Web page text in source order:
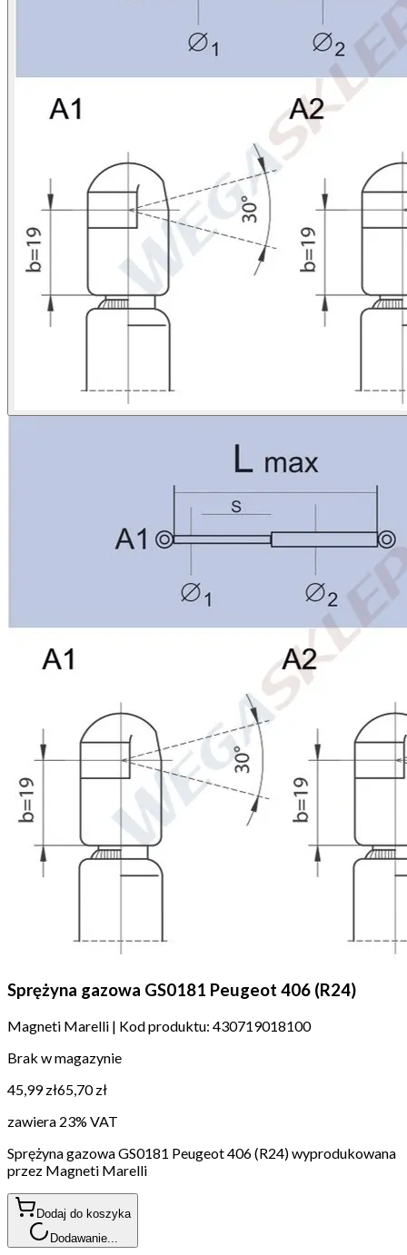
Sprężyna gazowa GS0181 Peugeot 406 (R24)
Magneti Marelli | Kod produktu: 430719018100
Brak w magazynie
45,99 zł65,70 zł
zawiera 23% VAT
Sprężyna gazowa GS0181 Peugeot 406 (R24) wyprodukowana
przez Magneti Marelli
Dodaj do koszyka
Dodawanie...